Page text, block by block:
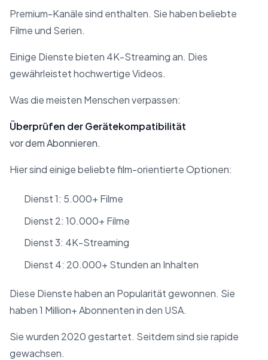
Premium-Kanäle sind enthalten. Sie haben beliebte
Filme und Serien.
Einige Dienste bieten 4K-Streaming an. Dies
gewährleistet hochwertige Videos.
Was die meisten Menschen verpassen:
Überprüfen der Gerätekompatibilität
vor dem Abonnieren.
Hier sind einige beliebte film-orientierte Optionen:
Dienst 1: 5.000+ Filme
Dienst 2: 10.000+ Filme
Dienst 3: 4K-Streaming
Dienst 4: 20.000+ Stunden an Inhalten
Diese Dienste haben an Popularität gewonnen. Sie
haben 1 Million+ Abonnenten in den USA.
Sie wurden 2020 gestartet. Seitdem sind sie rapide
gewachsen.